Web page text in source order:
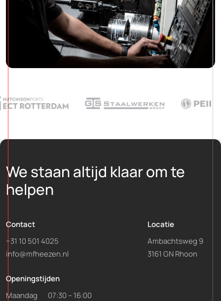
We staan altijd klaar om te
helpen
Contact
+31 10 501 4025
info@mfheezen.nl
Locatie
Ambachtsweg 9
3161 GN Rhoon
Openingstijden
Maandag 07:30 – 16:00